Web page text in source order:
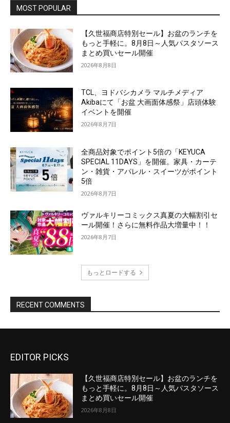
EDITOR PICKS
【久世福商店特別セール】お盆のランチを
もっと手軽に。8月8日～人気パスタソース
まとめ買いセール開催
2026年8月8日